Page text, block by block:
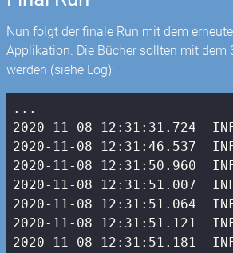
Nun folgt der finale Run mit dem
Applikation. Die Bücher sollten mit dem
werden (siehe Log):
2020-11-08 12 : 31 : 31.724
2020-11-08 12 : 31 :46.537
2020-11-08 12 : 31 : 50.960
2020-11-08 12 : 31 : 51.007
2020-11-08 12 : 31 : 51.064
2020-11-08 12 : 31 : 51.121
2020-11-08 12 : 31 : 51.181